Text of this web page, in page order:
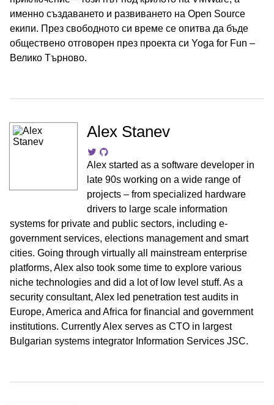
именно създаването и рaзвиването на Open Source
екипи. През свободното си време се опитва да бъде
обществено отговорен през проекта си Yoga for Fun –
Велико Търново.
Alex Stanev
Alex started as a software developer in
late 90s working on a wide range of
projects – from specialized hardware
drivers to large scale information
systems for private and public sectors, including e-
government services, elections management and smart
cities. Going through virtually all mainstream enterprise
platforms, Alex also took some time to explore various
niche technologies and did a lot of low level stuff. As a
security consultant, Alex led penetration test audits in
Europe, America and Africa for financial and government
institutions. Currently Alex serves as CTO in largest
Bulgarian systems integrator Information Services JSC.